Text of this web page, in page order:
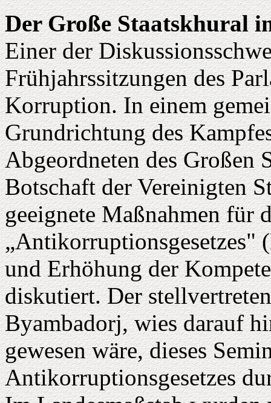
Der Große Staatskhural
Einer der
Frühjahrssitzungen des
Korruption. In einem
Grundrichtung des
Abgeordneten des Großen
Botschaft der Vereinigten
geeignete Maßnahmen für
„Antikorruptionsgesetzes"
und Erhöhung der
diskutiert. Der
Byambadorj, wies darauf
gewesen wäre, dieses
Antikorruptionsgesetzes